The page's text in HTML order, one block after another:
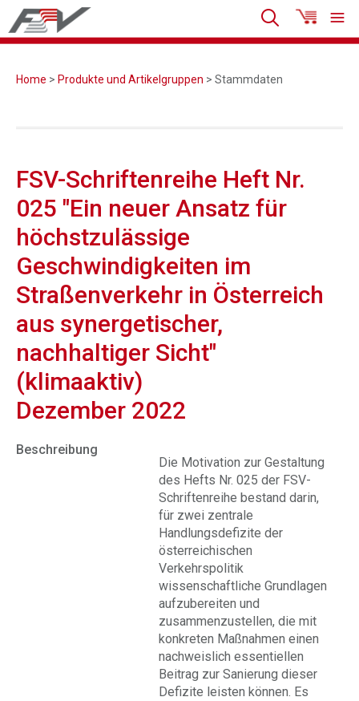
Home > Produkte und Artikelgruppen > Stammdaten
FSV-Schriftenreihe Heft Nr.
025 "Ein neuer Ansatz für
höchstzulässige
Geschwindigkeiten im
Straßenverkehr in Österreich
aus synergetischer,
nachhaltiger Sicht"
(klimaaktiv)
Dezember 2022
Beschreibung
Die Motivation zur Gestaltung
des Hefts Nr. 025 der FSV-
Schriftenreihe bestand darin,
für zwei zentrale
Handlungsdefizite der
österreichischen
Verkehrspolitik
wissenschaftliche Grundlagen
aufzubereiten und
zusammenzustellen, die mit
konkreten Maßnahmen einen
nachweislich essentiellen
Beitrag zur Sanierung dieser
Defizite leisten können. Es